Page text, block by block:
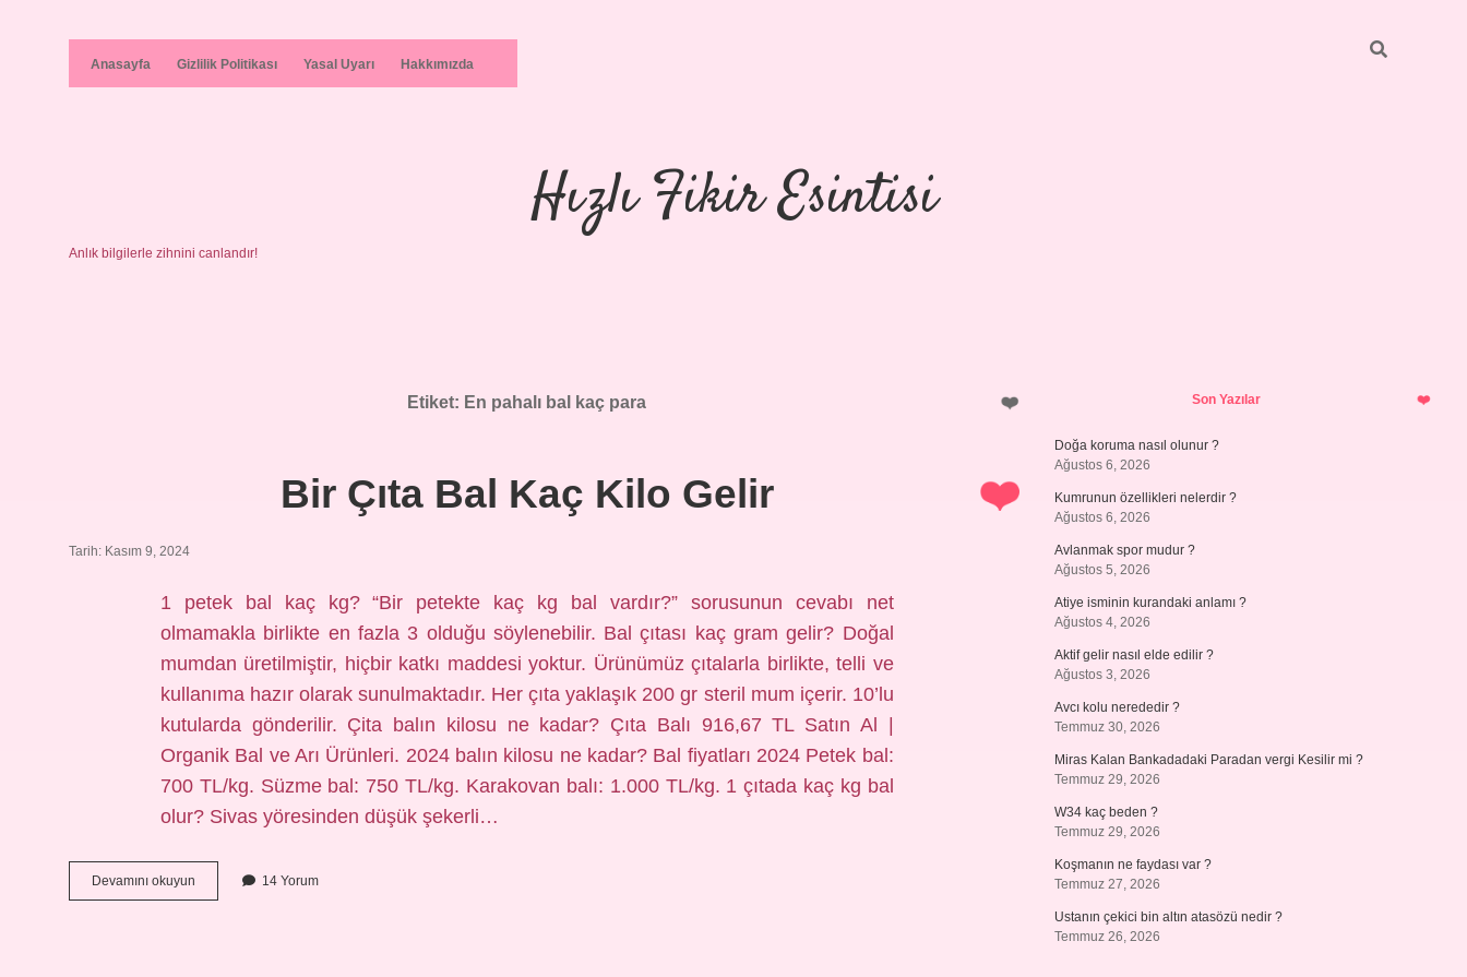
Anasayfa Gizlilik Politikası Yasal Uyarı Hakkımızda
Hızlı Fikir Esintisi
Anlık bilgilerle zihnini canlandır!
Etiket: En pahalı bal kaç para
Bir Çıta Bal Kaç Kilo Gelir
Tarih: Kasım 9, 2024
1 petek bal kaç kg? “Bir petekte kaç kg bal vardır?” sorusunun cevabı net
olmamakla birlikte en fazla 3 olduğu söylenebilir. Bal çıtası kaç gram gelir? Doğal
mumdan üretilmiştir, hiçbir katkı maddesi yoktur. Ürünümüz çıtalarla birlikte, telli ve
kullanıma hazır olarak sunulmaktadır. Her çıta yaklaşık 200 gr steril mum içerir. 10’lu
kutularda gönderilir. Çita balın kilosu ne kadar? Çıta Balı 916,67 TL Satın Al |
Organik Bal ve Arı Ürünleri. 2024 balın kilosu ne kadar? Bal fiyatları 2024 Petek bal:
700 TL/kg. Süzme bal: 750 TL/kg. Karakovan balı: 1.000 TL/kg. 1 çıtada kaç kg bal
olur? Sivas yöresinden düşük şekerli…
Devamını okuyun
Çıta
14 Yorum
SidebarSon Yazılar
Doğa koruma nasıl olunur ?
Ağustos 6, 2026
Kumrunun özellikleri nelerdir ?
Ağustos 6, 2026
Avlanmak spor mudur ?
Ağustos 5, 2026
Atiye isminin kurandaki anlamı ?
Ağustos 4, 2026
Aktif gelir nasıl elde edilir ?
Ağustos 3, 2026
Avcı kolu nerededir ?
Temmuz 30, 2026
Miras Kalan Bankadadaki Paradan vergi Kesilir mi ?
Temmuz 29, 2026
W34 kaç beden ?
Temmuz 29, 2026
Koşmanın ne faydası var ?
Temmuz 27, 2026
Ustanın çekici bin altın atasözü nedir ?
Temmuz 26, 2026